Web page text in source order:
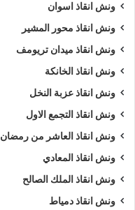
ونش انقاذ اسوان
ونش انقاذ محور المشير
ونش انقاذ ميدان تريومف
ونش انقاذ الخانكة
ونش انقاذ عزبة النخل
ونش انقاذ التجمع الاول
ونش انقاذ العاشر من رمضان
ونش انقاذ المعادي
ونش انقاذ الملك الصالح
ونش انقاذ دمياط